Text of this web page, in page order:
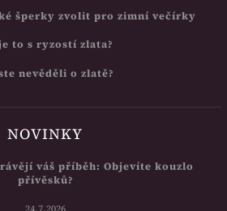
šperky zvolit pro zimní večírky
to s ryzostí zlata?
nevěděli o zlatě?
NOVINKY
váš příběh: Objevíte kouzlo
přívěsků?
24.7.2026